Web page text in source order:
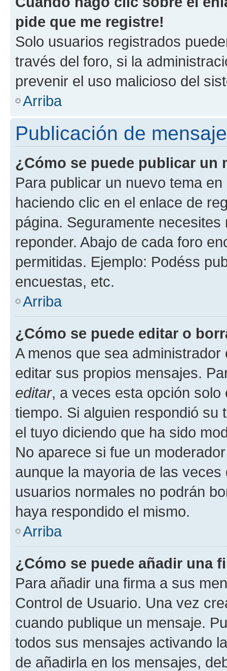
pide que me registre!
Solo usuarios registrados
través del foro, si la
prevenir el uso malicioso del
Arriba
Publicación de
¿Cómo se puede publicar un
Para publicar un nuevo tema
haciendo clic en el enlace de
página. Seguramente
reponder. Abajo de cada foro
permitidas. Ejemplo: Podéss
encuestas, etc.
Arriba
¿Cómo se puede editar o
A menos que sea
editar sus propios mensajes.
editar, a veces esta opción
tiempo. Si alguien respondió
el tuyo diciendo que ha sido
No aparece si fue un
aunque la mayoria de las
usuarios normales no podrán
haya respondido el mismo.
Arriba
¿Cómo se puede añadir una
Para añadir una firma a sus
Control de Usuario. Una vez
cuando publique un mensaje.
todos sus mensajes activando
de añadirla en los mensajes,